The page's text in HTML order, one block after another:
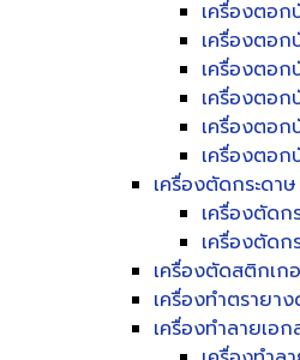
เครื่องตอก
เครื่องตอ
เครื่องตอ
เครื่องตอก
เครื่องตอก
เครื่องตอก
เครื่องตัดกระดาษ
เครื่องตัดก
เครื่องตัดก
เครื่องตัดสติกเก
เครื่องทำตรายา
เครื่องทำลายเอก